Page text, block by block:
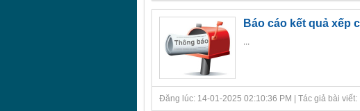
Báo cáo kết quả xếp
Đăng lúc: 14-01-2025 02:10:36 PM | Tác giả bài viết: